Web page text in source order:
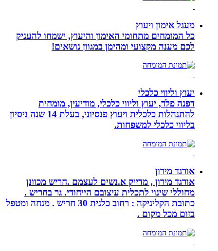
מעגל אימון ויעוץ
כל המומחים מתחומי האימון והיעוץ, ישמחו להעניק
לכם מענה מקצועי ומהימן במגוון נושאים!
יעוץ וליווי כלכלי
דפנה פלד, יעוץ וליווי כלכלי, מודיעין, מומחית
להתנהלות כלכלית ויעוץ פנסיוני, בעלת 14 שנה ניסיון
בליווי כלכלי למשפחות.
אורגד מירון
אורגד מירון , מדייק א.נשים לעצמם .חריש מכוונן
מחוללי שינוי לתכלית עיצובם הייחודי. גר בחריש .
כתובת הקליניקה : רחוב כלנית 30 חריש . מנחה ומטפל
בזום מכל מקום .